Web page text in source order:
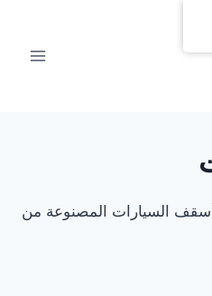
بأسقف السيارات المصنوعة من